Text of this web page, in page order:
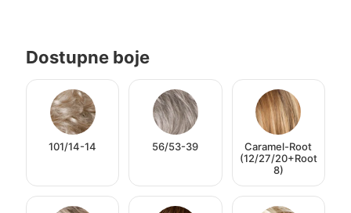
Dostupne boje
101/14-14 56/53-39
Caramel-Root
(12/27/20+Root
8)